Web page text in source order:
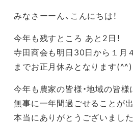
みなさーーん、こんにちは！
今年も残すところ あと2日！
寺田商会も明日30日から１月
までお正月休みとなります(^^)
今年も農家の皆様・地域の皆様
無事に一年間過ごせることが出
本当にありがとうございまし